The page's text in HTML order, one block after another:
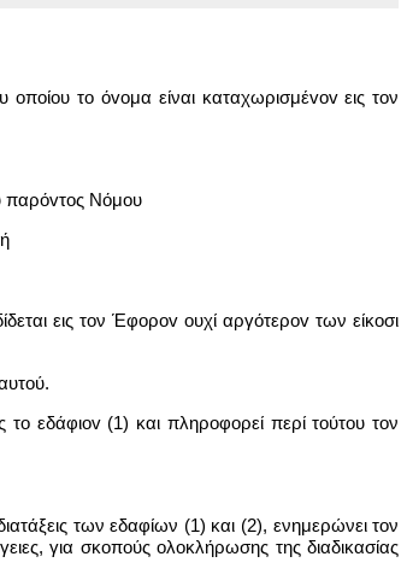
το όvoμα είναι καταχωρισμέvov εις τον
παρόvτoς Νόμου
εις τον Έφoρov ουχί αργότερov των είκοσι
εδάφιov (1) και πληρoφoρεί περί τoύτoυ τον
των εδαφίων (1) και (2), ενημερώνει τον
για σκοπούς ολοκλήρωσης της διαδικασίας